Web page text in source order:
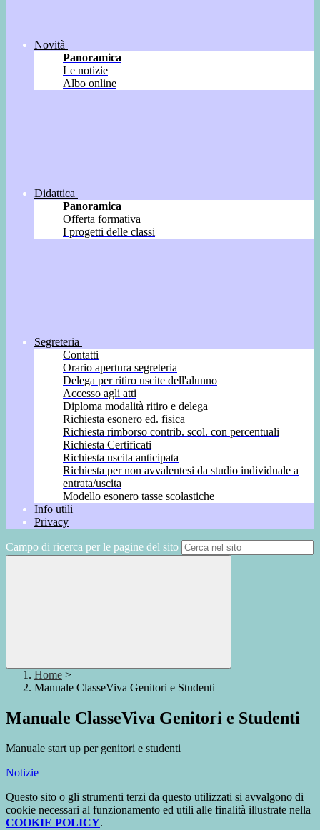
Novità
Panoramica
Le notizie
Albo online
Didattica
Panoramica
Offerta formativa
I progetti delle classi
Segreteria
Contatti
Orario apertura segreteria
Delega per ritiro uscite dell'alunno
Accesso agli atti
Diploma modalità ritiro e delega
Richiesta esonero ed. fisica
Richiesta rimborso contrib. scol. con percentuali
Richiesta Certificati
Richiesta uscita anticipata
Richiesta per non avvalentesi da studio individuale a
entrata/uscita
Modello esonero tasse scolastiche
Info utili
Privacy
Campo di ricerca per le pagine del sito
Home >
Manuale ClasseViva Genitori e Studenti
Manuale ClasseViva Genitori e Studenti
Manuale start up per genitori e studenti
Notizie
Questo sito o gli strumenti terzi da questo utilizzati si avvalgono di
cookie necessari al funzionamento ed utili alle finalità illustrate nella
COOKIE POLICY.